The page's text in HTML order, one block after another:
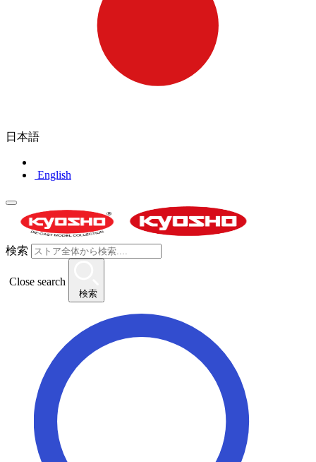
日本語
English
検索
Close search
検索